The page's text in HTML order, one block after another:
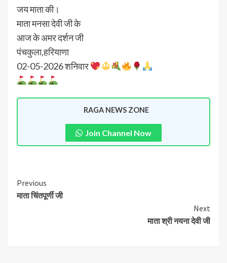
जय माता की।
माता मनसा देवी जी के
आज के अमर दर्शन जी
पंचकुला,हरियाणा
02-05-2026 शनिवार
RAGA NEWS ZONE
Join Channel Now
Previous
माता चिंतपूर्णी जी
Next
माता श्री नयना देवी जी